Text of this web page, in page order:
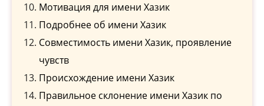
Мотивация для имени Хазик
Подробнее об имени Хазик
Совместимость имени Хазик, проявление
чувств
Происхождение имени Хазик
Правильное склонение имени Хазик по